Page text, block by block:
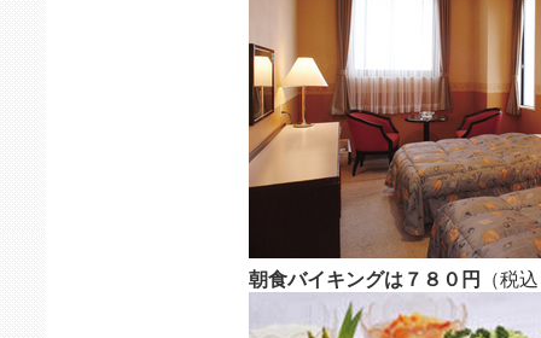
朝食バイキングは７８０円 （税